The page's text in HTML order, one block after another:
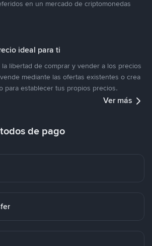
en un mercado de criptomonedas
ideal para ti
libertad de comprar y vender a los precios
mediante las ofertas existentes o crea
para establecer tus propios precios.
Ver más
de pago